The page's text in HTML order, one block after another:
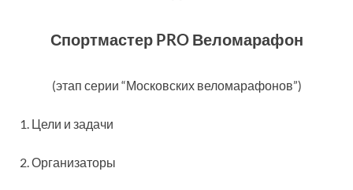
Спортмастер PRO Веломарафон
(этап серии “Московских веломарафонов”)
1. Цели и задачи
2. Организаторы